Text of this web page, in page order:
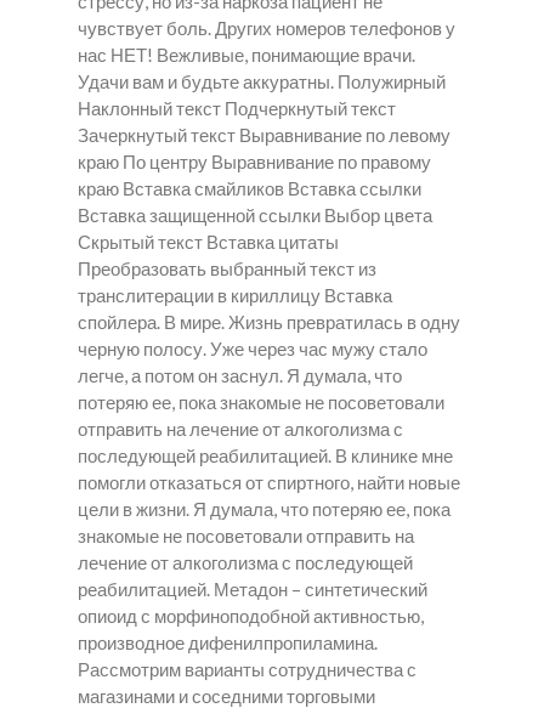
чувствует боль. Других номеров телефонов у
нас НЕТ! Вежливые, понимающие врачи.
Удачи вам и будьте аккуратны. Полужирный
Наклонный текст Подчеркнутый текст
Зачеркнутый текст Выравнивание по левому
краю По центру Выравнивание по правому
краю Вставка смайликов Вставка ссылки
Вставка защищенной ссылки Выбор цвета
Скрытый текст Вставка цитаты
Преобразовать выбранный текст из
транслитерации в кириллицу Вставка
спойлера. В мире. Жизнь превратилась в одну
черную полосу. Уже через час мужу стало
легче, а потом он заснул. Я думала, что
потеряю ее, пока знакомые не посоветовали
отправить на лечение от алкоголизма с
последующей реабилитацией. В клинике мне
помогли отказаться от спиртного, найти новые
цели в жизни. Я думала, что потеряю ее, пока
знакомые не посоветовали отправить на
лечение от алкоголизма с последующей
реабилитацией. Метадон – синтетический
опиоид с морфиноподобной активностью,
производное дифенилпропиламина.
Рассмотрим варианты сотрудничества с
магазинами и соседними торговыми